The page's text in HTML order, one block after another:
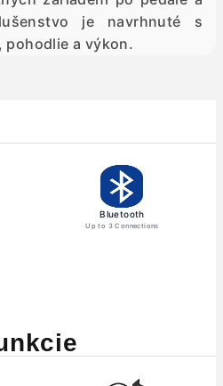
je navrhnuté s
pohodlie a výkon.
Bluetooth
Up to 3 Connections